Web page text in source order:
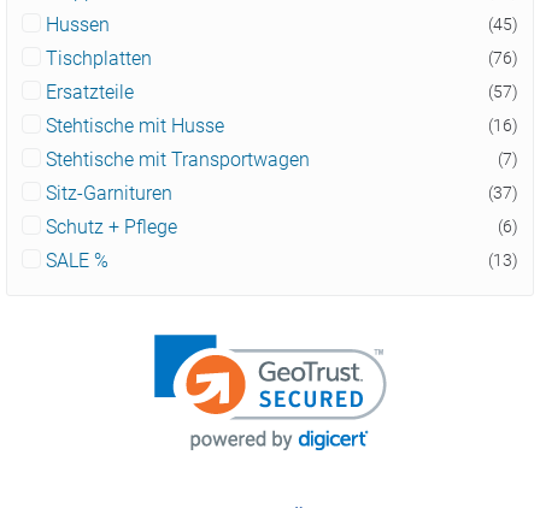
Hussen (45)
Tischplatten (76)
Ersatzteile (57)
Stehtische mit Husse (16)
Stehtische mit Transportwagen (7)
Sitz-Garnituren (37)
Schutz + Pflege (6)
SALE % (13)